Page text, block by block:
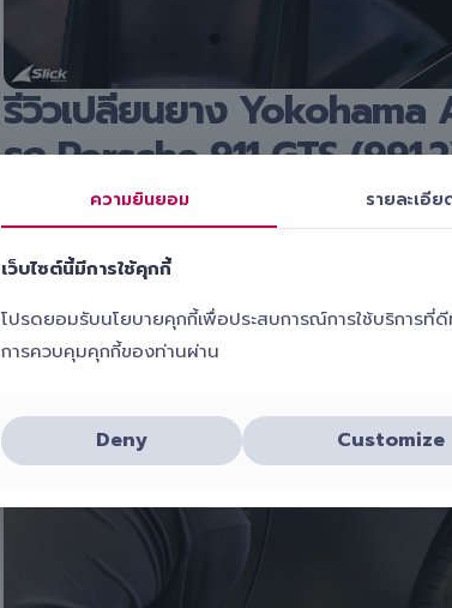
รีวิวเปลี่ยนยาง
รถ Porsche 911 GTS
ขนาดยางที่ติดตั้ง
คู่หน้า Yokohama Advan Sport V107 245/35
ความยินยอม รายละเอีย
เว็บไซต์นี้มีการใช้คุกกี้
โปรดยอมรับนโยบายคุกกี้เพื่อประสบการณ์การใช้บริการ
การควบคุมคุกกี้ของท่านผ่าน
Deny Customize